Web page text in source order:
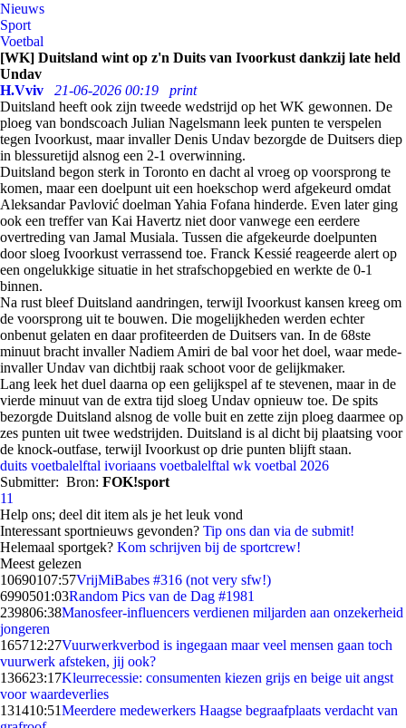
Nieuws
Sport
Voetbal
[WK] Duitsland wint op z'n Duits van Ivoorkust dankzij late held
Undav
H.Vviv
21-06-2026 00:19
print
Duitsland heeft ook zijn tweede wedstrijd op het WK gewonnen. De
ploeg van bondscoach Julian Nagelsmann leek punten te verspelen
tegen Ivoorkust, maar invaller Denis Undav bezorgde de Duitsers diep
in blessuretijd alsnog een 2-1 overwinning.
Duitsland begon sterk in Toronto en dacht al vroeg op voorsprong te
komen, maar een doelpunt uit een hoekschop werd afgekeurd omdat
Aleksandar Pavlović doelman Yahia Fofana hinderde. Even later ging
ook een treffer van Kai Havertz niet door vanwege een eerdere
overtreding van Jamal Musiala. Tussen die afgekeurde doelpunten
door sloeg Ivoorkust verrassend toe. Franck Kessié reageerde alert op
een ongelukkige situatie in het strafschopgebied en werkte de 0-1
binnen.
Na rust bleef Duitsland aandringen, terwijl Ivoorkust kansen kreeg om
de voorsprong uit te bouwen. Die mogelijkheden werden echter
onbenut gelaten en daar profiteerden de Duitsers van. In de 68ste
minuut bracht invaller Nadiem Amiri de bal voor het doel, waar mede-
invaller Undav van dichtbij raak schoot voor de gelijkmaker.
Lang leek het duel daarna op een gelijkspel af te stevenen, maar in de
vierde minuut van de extra tijd sloeg Undav opnieuw toe. De spits
bezorgde Duitsland alsnog de volle buit en zette zijn ploeg daarmee op
zes punten uit twee wedstrijden. Duitsland is al dicht bij plaatsing voor
de knock-outfase, terwijl Ivoorkust op drie punten blijft staan.
duits voetbalelftal ivoriaans voetbalelftal wk voetbal 2026
Submitter: Bron: FOK!sport
11
Help ons; deel dit item als je het leuk vond
Interessant sportnieuws gevonden? Tip ons dan via de submit!
Helemaal sportgek? Kom schrijven bij de sportcrew!
Meest gelezen
10690107:57VrijMiBabes #316 (not very sfw!)
6990501:03Random Pics van de Dag #1981
239806:38Manosfeer-influencers verdienen miljarden aan onzekerheid
jongeren
165712:27Vuurwerkverbod is ingegaan maar veel mensen gaan toch
vuurwerk afsteken, jij ook?
136623:17Kleurrecessie: consumenten kiezen grijs en beige uit angst
voor waardeverlies
131410:51Meerdere medewerkers Haagse begraafplaats verdacht van